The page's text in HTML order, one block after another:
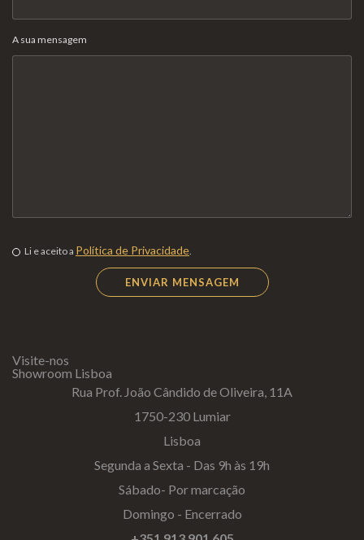
A sua mensagem
Li e aceito a Política de Privacidade.
Visite-nos
Showroom Lisboa
Rua Prof. João Cândido de Oliveira, 11A
1750-230 Lumiar
Lisboa
Segunda a Sexta - Das 9h às 19h
Sábado- Por marcação
Domingo - Encerrado